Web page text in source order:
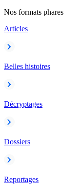
Nos formats phares
Articles
Belles histoires
Décryptages
Dossiers
Reportages